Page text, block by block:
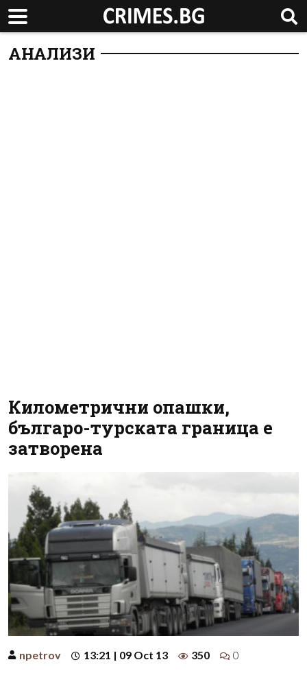
АНАЛИЗИ
Километрични опашки,
българо-турската граница е
затворена
npetrov 13:21 | 09 Oct 13 350 0